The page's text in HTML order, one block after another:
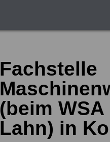
Fachstelle
(beim
Lahn) in